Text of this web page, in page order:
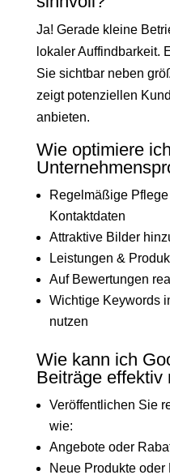
Ja! Gerade kleine
lokaler Auffindbarkeit.
Sie sichtbar neben
zeigt potenziellen
anbieten.
Wie optimiere
Regelmäßige
Kontaktdaten
Attraktive Bilder
Leistungen &
Auf Bewertungen
Wichtige Keywords
nutzen
Wie kann ich
Beiträge effektiv
Veröffentlichen Sie
wie:
Angebote oder
Neue Produkte oder